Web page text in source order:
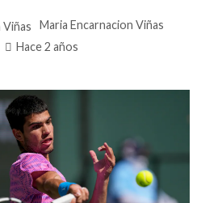
Maria Encarnacion Viñas
Hace 2 años